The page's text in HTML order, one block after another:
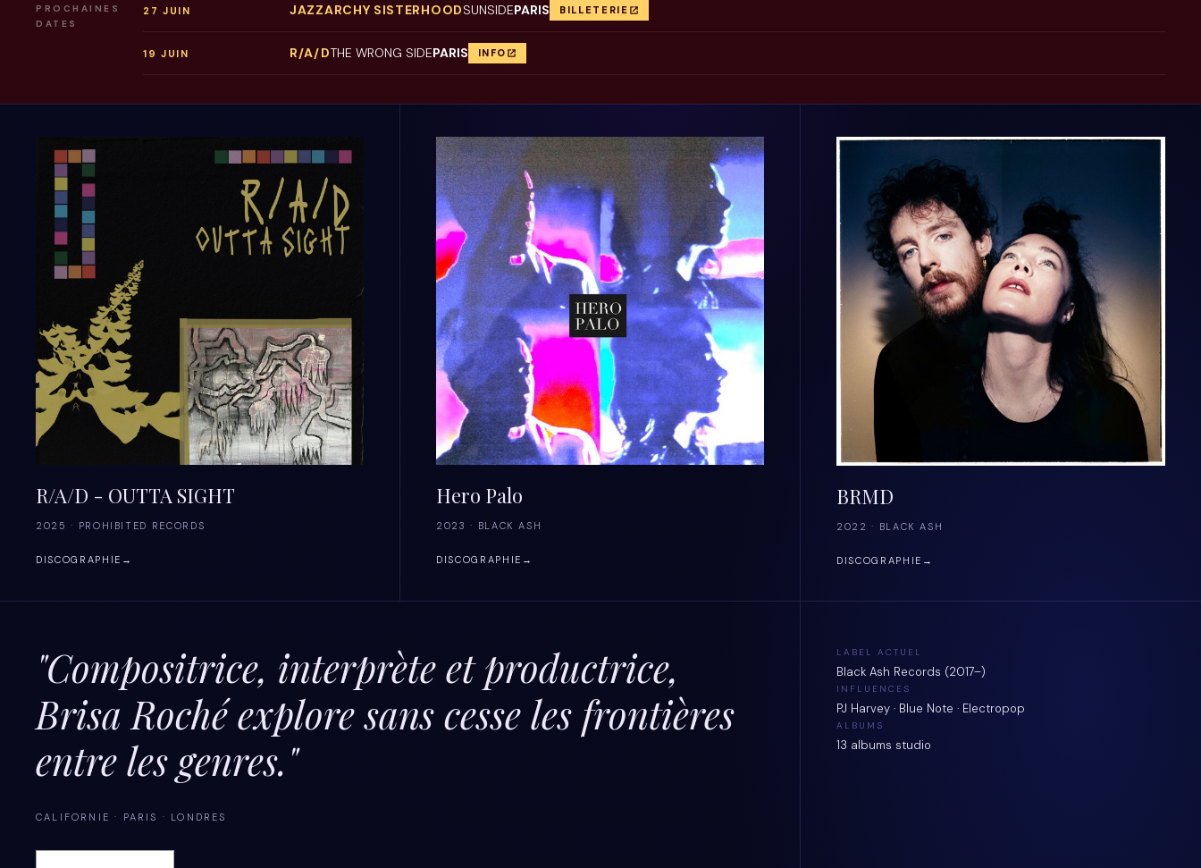
PROCHAINES
DATES
27 JUIN JAZZARCHY SISTERHOODSUNSIDEPARIS BILLETERIE
19 JUIN R/A/DTHE WRONG SIDEPARIS INFO
R/A/D - OUTTA SIGHT
2025 · PROHIBITED RECORDS
DISCOGRAPHIE →
Hero Palo
2023 · BLACK ASH
DISCOGRAPHIE →
BRMD
2022 · BLACK ASH
DISCOGRAPHIE →
"Compositrice, interprète et productrice,
Brisa Roché explore sans cesse les frontières
entre les genres."
CALIFORNIE · PARIS · LONDRES
LABEL ACTUEL
Black Ash Records (2017–)
INFLUENCES
PJ Harvey · Blue Note · Electropop
ALBUMS
13 albums studio